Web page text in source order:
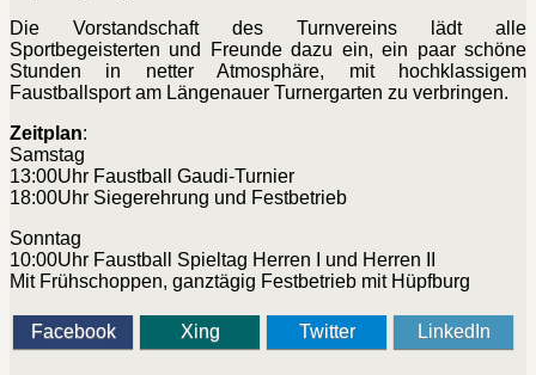
Die Vorstandschaft des Turnvereins lädt alle
Sportbegeisterten und Freunde dazu ein, ein paar schöne
Stunden in netter Atmosphäre, mit hochklassigem
Faustballsport am Längenauer Turnergarten zu verbringen.
Zeitplan:
Samstag
13:00Uhr Faustball Gaudi-Turnier
18:00Uhr Siegerehrung und Festbetrieb
Sonntag
10:00Uhr Faustball Spieltag Herren I und Herren II
Mit Frühschoppen, ganztägig Festbetrieb mit Hüpfburg
Facebook Xing Twitter LinkedIn